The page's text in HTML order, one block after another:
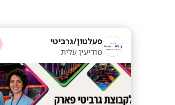
פעלטון/גרביטי
מודיעין עלית